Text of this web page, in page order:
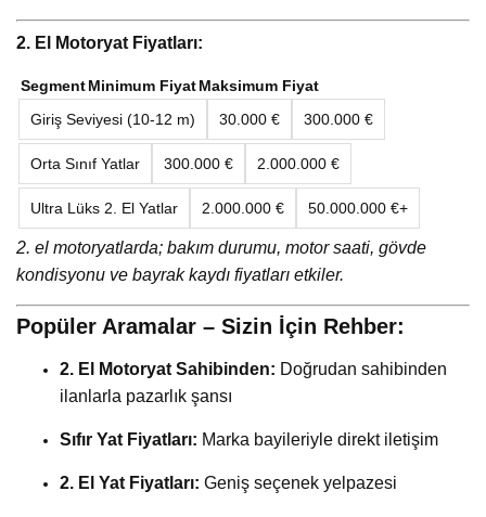
2. El Motoryat Fiyatları:
SegmentMinimum FiyatMaksimum Fiyat
Giriş Seviyesi (10-12 m)
30.000 € 300.000 €
Orta Sınıf Yatlar 300.000 € 2.000.000 €
Ultra Lüks 2. El Yatlar 2.000.000 € 50.000.000 €+
2. el motoryatlarda; bakım durumu, motor saati, gövde
kondisyonu ve bayrak kaydı fiyatları etkiler.
Popüler Aramalar – Sizin İçin Rehber:
2. El Motoryat Sahibinden: Doğrudan sahibinden
ilanlarla pazarlık şansı
Sıfır Yat Fiyatları: Marka bayileriyle direkt iletişim
2. El Yat Fiyatları: Geniş seçenek yelpazesi